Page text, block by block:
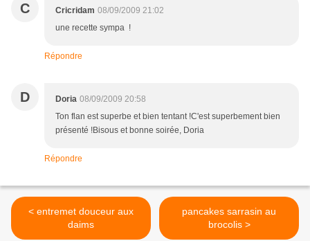
C Cricridam 08/09/2009 21:02
une recette sympa !
Répondre
D Doria 08/09/2009 20:58
Ton flan est superbe et bien tentant !C'est superbement bien
présenté !Bisous et bonne soirée, Doria
Répondre
< entremet douceur aux
daims
pancakes sarrasin au
brocolis >